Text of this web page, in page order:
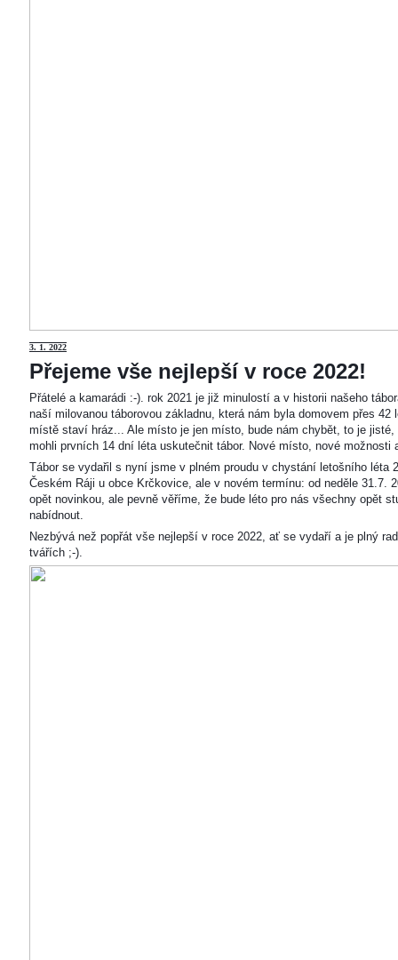
3. 1. 2022
Přejeme vše nejlepší v roce 2022!
Přátelé a kamarádi :-). rok 2021 je již minulostí a v historii našeho
naší milovanou táborovou základnu, která nám byla domovem přes
místě staví hráz... Ale místo je jen místo, bude nám chybět, to je
mohli prvních 14 dní léta uskutečnit tábor. Nové místo, nové
Tábor se vydařil s nyní jsme v plném proudu v chystání letošního léta
Českém Ráji u obce Krčkovice, ale v novém termínu: od neděle 31.7.
opět novinkou, ale pevně věříme, že bude léto pro nás všechny opět
nabídnout.
Nezbývá než popřát vše nejlepší v roce 2022, ať se vydaří a je plný
tvářích ;-).